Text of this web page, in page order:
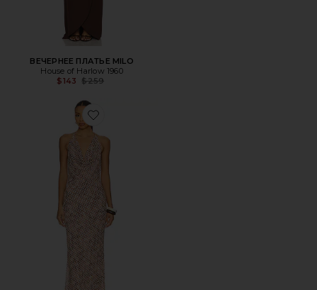
ВЕЧЕРНЕЕ ПЛАТЬЕ MILO
House of Harlow 1960
$143
Previous price:
$259
Favorite ПЛАТЬЕ SABRINA